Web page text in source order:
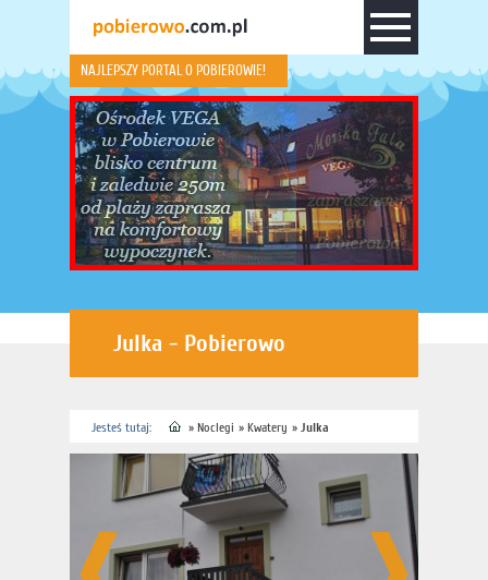
NAJLEPSZY PORTAL O POBIEROWIE!
Julka - Pobierowo
Jesteś tutaj: » Noclegi » Kwatery » Julka